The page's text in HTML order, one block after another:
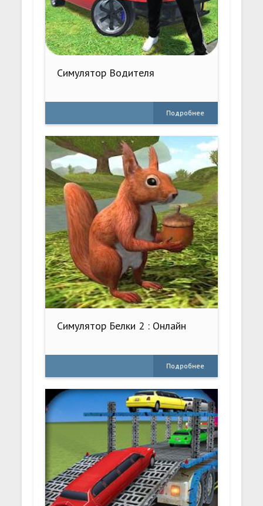
Симулятор Водителя
Подробнее
Симулятор Белки 2 : Онлайн
Подробнее